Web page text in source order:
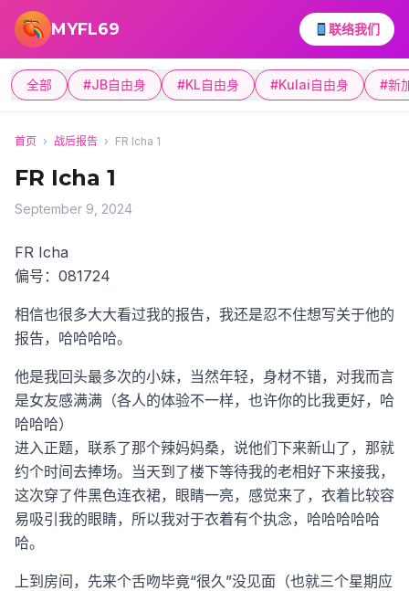
跳转到主要内容
MYFL69 联络我们
全部 #JB自由身 #KL自由身 #Kulai自由身 #新
首页 › 战后报告 › FR Icha 1
FR Icha 1
September 9, 2024
FR Icha
偏号：081724
相信也很多大大看过我的报告，我还是忍不住想写关于他的
报告，哈哈哈哈。
他是我回头最多次的小妹，当然年轻，身材不错，对我而言
是女友感满满（各人的体验不一样，也许你的比我更好，哈
哈哈哈）
进入正题，联系了那个辣妈妈桑，说他们下来新山了，那就
约个时间去捧场。当天到了楼下等待我的老相好下来接我，
这次穿了件黑色连衣裙，眼睛一亮，感觉来了，衣着比较容
易吸引我的眼睛，所以我对于衣着有个执念，哈哈哈哈哈
哈。
上到房间，先来个舌吻毕竟“很久”没见面（也就三个星期应